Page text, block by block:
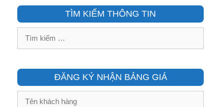
TÌM KIẾM THÔNG TIN
Tìm
ĐĂNG KÝ NHẬN BẢNG GIÁ